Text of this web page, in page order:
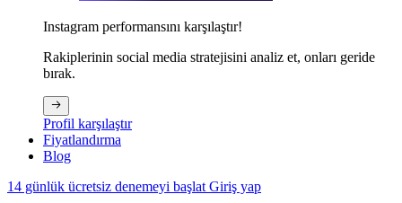
Instagram performansını karşılaştır!
Rakiplerinin social media stratejisini analiz et, onları geride
bırak.
Profil karşılaştır
Fiyatlandırma
Blog
14 günlük ücretsiz denemeyi başlatGiriş yap